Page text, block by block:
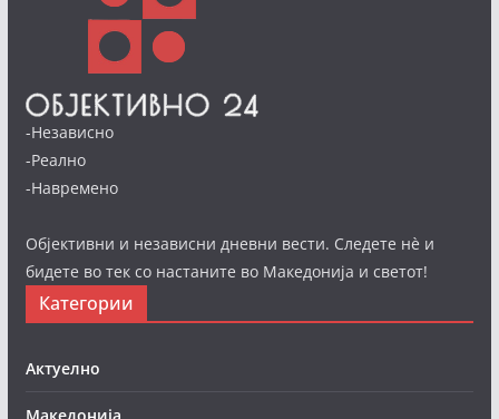
-Независно
-Реално
-Навремено
Објективни и независни дневни вести. Следете нè и
бидете во тек со настаните во Македонија и светот!
Категории
Актуелно